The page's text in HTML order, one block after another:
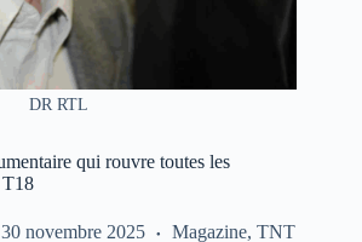
DR RTL
qui rouvre toutes les
30 novembre 2025 Magazine, TNT